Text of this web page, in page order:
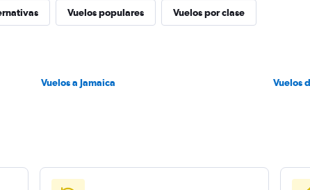
Vuelos populares Vuelos por clase
Vuelos a Jamaica
Vuelos